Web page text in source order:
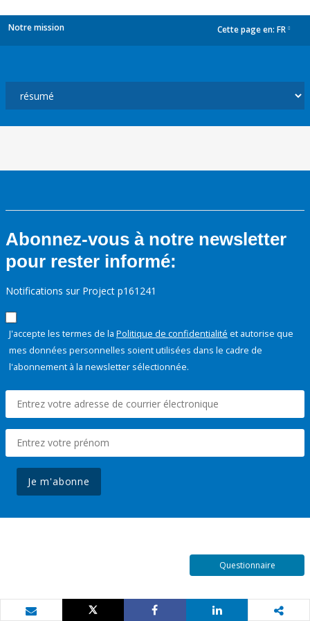
Notre mission Cette page en: FR
Abonnez-vous à notre newsletter
pour rester informé:
Notifications sur Project p161241
J'accepte les termes de la Politique de confidentialité et autorise que
mes données personnelles soient utilisées dans le cadre de
l'abonnement à la newsletter sélectionnée.
Je m'abonne
Questionnaire